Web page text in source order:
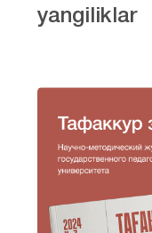
yangiliklar